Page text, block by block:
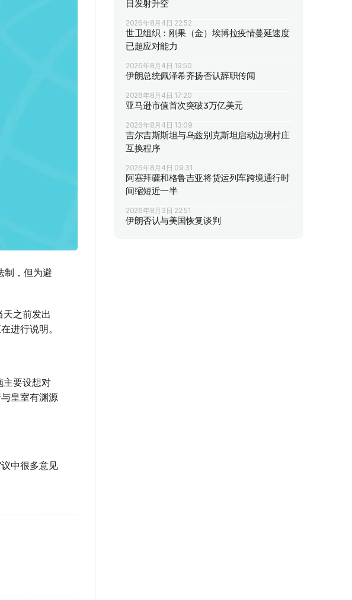
制，但为避
之前发出
进行说明。
主要设想对
皇室有渊源
中很多意见
日发射升空
2026年8月4日 22:52
世卫组织：刚果（金）埃博拉疫情蔓延速度
已超应对能力
2026年8月4日 19:50
伊朗总统佩泽希齐扬否认辞职传闻
2026年8月4日 17:20
亚马逊市值首次突破3万亿美元
2026年8月4日 13:09
吉尔吉斯斯坦与乌兹别克斯坦启动边境村庄
互换程序
2026年8月4日 09:31
阿塞拜疆和格鲁吉亚将货运列车跨境通行时
间缩短近一半
2026年8月3日 22:51
伊朗否认与美国恢复谈判